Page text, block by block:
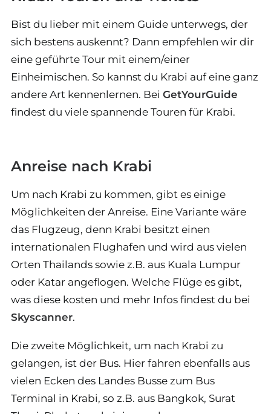
Bist du lieber mit einem Guide unterwegs, der
sich bestens auskennt? Dann empfehlen wir dir
eine geführte Tour mit einem/einer
Einheimischen. So kannst du Krabi auf eine ganz
andere Art kennenlernen. Bei GetYourGuide
findest du viele spannende Touren für Krabi.
Anreise nach Krabi
Um nach Krabi zu kommen, gibt es einige
Möglichkeiten der Anreise. Eine Variante wäre
das Flugzeug, denn Krabi besitzt einen
internationalen Flughafen und wird aus vielen
Orten Thailands sowie z.B. aus Kuala Lumpur
oder Katar angeflogen. Welche Flüge es gibt,
was diese kosten und mehr Infos findest du bei
Skyscanner.
Die zweite Möglichkeit, um nach Krabi zu
gelangen, ist der Bus. Hier fahren ebenfalls aus
vielen Ecken des Landes Busse zum Bus
Terminal in Krabi, so z.B. aus Bangkok, Surat